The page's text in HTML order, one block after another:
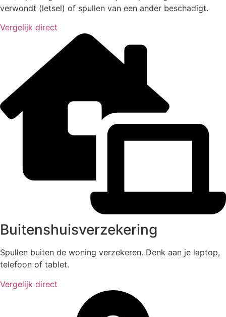
verwondt (letsel) of spullen van een ander beschadigt.
Vergelijk direct
Buitenshuisverzekering
Spullen buiten de woning verzekeren. Denk aan je laptop,
telefoon of tablet.
Vergelijk direct